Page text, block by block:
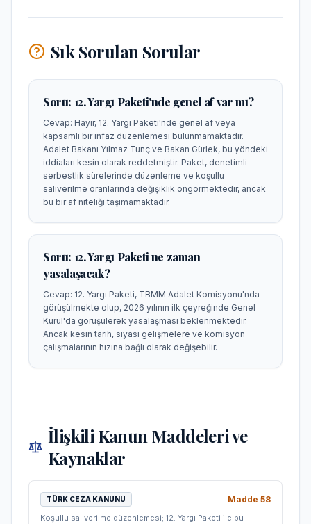
Sık Sorulan Sorular
Soru: 12. Yargı Paketi'nde genel af var mı?
Cevap: Hayır, 12. Yargı Paketi'nde genel af veya
kapsamlı bir infaz düzenlemesi bulunmamaktadır.
Adalet Bakanı Yılmaz Tunç ve Bakan Gürlek, bu yöndeki
iddiaları kesin olarak reddetmiştir. Paket, denetimli
serbestlik sürelerinde düzenleme ve koşullu
salıverilme oranlarında değişiklik öngörmektedir, ancak
bu bir af niteliği taşımamaktadır.
Soru: 12. Yargı Paketi ne zaman
yasalaşacak?
Cevap: 12. Yargı Paketi, TBMM Adalet Komisyonu'nda
görüşülmekte olup, 2026 yılının ilk çeyreğinde Genel
Kurul'da görüşülerek yasalaşması beklenmektedir.
Ancak kesin tarih, siyasi gelişmelere ve komisyon
çalışmalarının hızına bağlı olarak değişebilir.
İlişkili Kanun Maddeleri ve
Kaynaklar
TÜRK CEZA KANUNU Madde 58
Koşullu salıverilme düzenlemesi; 12. Yargı Paketi ile bu